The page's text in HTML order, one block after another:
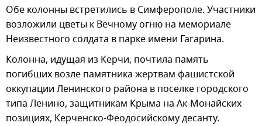
Обе колонны встретились в Симферополе. Участники
возложили цветы к Вечному огню на мемориале
Неизвестного солдата в парке имени Гагарина.
Колонна, идущая из Керчи, почтила память
погибших возле памятника жертвам фашистской
оккупации Ленинского района в поселке городского
типа Ленино, защитникам Крыма на Ак-Монайских
позициях, Керченско-Феодосийскому десанту.